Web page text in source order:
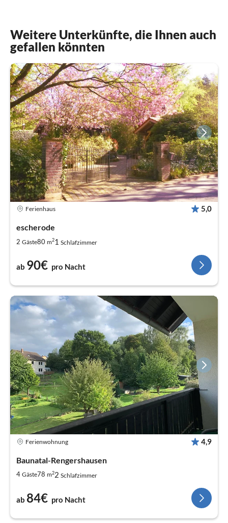
Weitere Unterkünfte, die Ihnen auch
gefallen könnten
Ferienhaus 5,0
escherode
2 Gäste80 m21 Schlafzimmer
ab 90€ pro Nacht
Ferienwohnung 4,9
Baunatal-Rengershausen
4 Gäste78 m22 Schlafzimmer
ab 84€ pro Nacht